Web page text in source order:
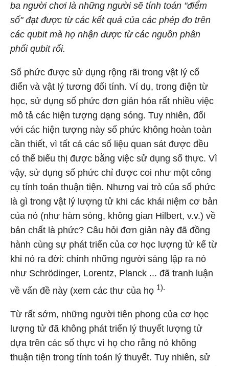
ba người chơi là những người sẽ tính toán "điểm
số" đạt được từ các kết quả của các phép đo trên
các qubit mà họ nhận được từ các nguồn phân
phối qubit rối.
Số phức được sử dụng rộng rãi trong vật lý cổ
điển và vật lý tương đối tính. Ví dụ, trong điện từ
học, sử dụng số phức đơn giản hóa rất nhiều việc
mô tả các hiện tượng dạng sóng. Tuy nhiên, đối
với các hiện tượng này số phức không hoàn toàn
cần thiết, vì tất cả các số liệu quan sát được đều
có thể biểu thị được bằng việc sử dụng số thực. Vì
vậy, sử dụng số phức chỉ được coi như một công
cụ tính toán thuận tiện. Nhưng vai trò của số phức
là gì trong vật lý lượng tử khi các khái niệm cơ bản
của nó (như hàm sóng, không gian Hilbert, v.v.) về
bản chất là phức? Câu hỏi đơn giản này đã đồng
hành cùng sự phát triển của cơ học lượng tử kể từ
khi nó ra đời: chính những người sáng lập ra nó
như Schrödinger, Lorentz, Planck ... đã tranh luận
về vấn đề này (xem các thư của họ 1).
Từ rất sớm, những người tiên phong của cơ học
lượng tử đã không phát triển lý thuyết lượng tử
dựa trên các số thực vì họ cho rằng nó không
thuận tiện trong tính toán lý thuyết. Tuy nhiên, sử